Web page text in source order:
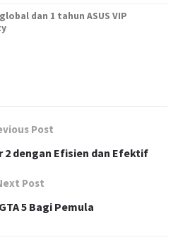
dan 1 tahun ASUS VIP
Post
2 dengan Efisien dan Efektif
Post
5 Bagi Pemula